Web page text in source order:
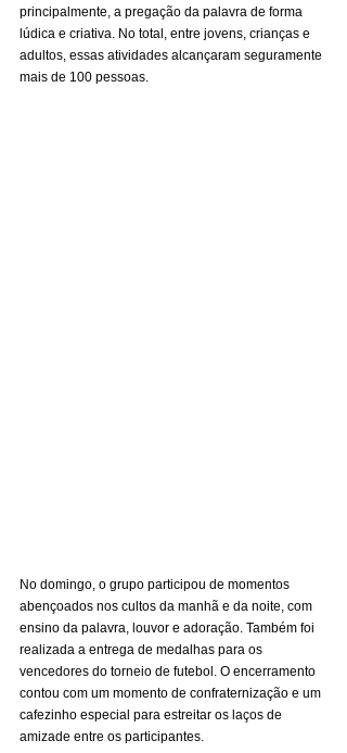
principalmente, a pregação da palavra de forma
lúdica e criativa. No total, entre jovens, crianças e
adultos, essas atividades alcançaram seguramente
mais de 100 pessoas.
No domingo, o grupo participou de momentos
abençoados nos cultos da manhã e da noite, com
ensino da palavra, louvor e adoração. Também foi
realizada a entrega de medalhas para os
vencedores do torneio de futebol. O encerramento
contou com um momento de confraternização e um
cafezinho especial para estreitar os laços de
amizade entre os participantes.